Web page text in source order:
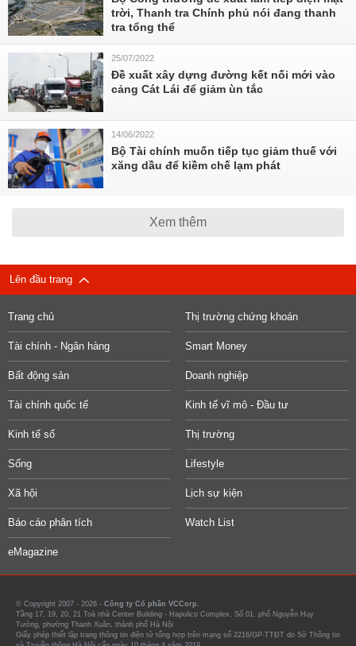
trời, Thanh tra Chính phủ nói đang thanh
tra tổng thể
25/07/2022
Đề xuất xây dựng đường kết nối mới vào
cảng Cát Lái để giảm ùn tắc
14/06/2022
Bộ Tài chính muốn tiếp tục giảm thuế với
xăng dầu để kiềm chế lạm phát
Xem thêm
Lên đầu trang
Trang chủ Thị trường chứng khoán
Tài chính - Ngân hàng Smart Money
Bất động sản Doanh nghiệp
Tài chính quốc tế Kinh tế vĩ mô - Đầu tư
Kinh tế số Thị trường
Sống Lifestyle
Xã hội Lịch sự kiện
Báo cáo phân tích Watch List
eMagazine
© Copyright 2007 - 2026 - Công ty Cổ phần VCCorp.
Tầng 17, 19, 20, 21 Toà nhà Center Building - Hapulico Complex, Số 01, phố Nguyễn Huy
Tưởng, phường Thanh Xuân, thành phố Hà Nội
Giấy phép thiết lập trang thông tin điện tử tổng hợp trên mạng số 2216/GP-TTĐT do Sở Thông tin